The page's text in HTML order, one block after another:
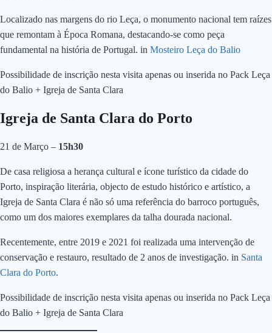
Localizado nas margens do rio Leça, o monumento nacional tem raízes
que remontam à Época Romana, destacando-se como peça
fundamental na história de Portugal. in Mosteiro Leça do Balio
Possibilidade de inscrição nesta visita apenas ou inserida no Pack Leça
do Balio + Igreja de Santa Clara
Igreja de Santa Clara do Porto
21 de Março – 15h30
De casa religiosa a herança cultural e ícone turístico da cidade do
Porto, inspiração literária, objecto de estudo histórico e artístico, a
Igreja de Santa Clara é não só uma referência do barroco português,
como um dos maiores exemplares da talha dourada nacional.
Recentemente, entre 2019 e 2021 foi realizada uma intervenção de
conservação e restauro, resultado de 2 anos de investigação. in Santa
Clara do Porto.
Possibilidade de inscrição nesta visita apenas ou inserida no Pack Leça
do Balio + Igreja de Santa Clara